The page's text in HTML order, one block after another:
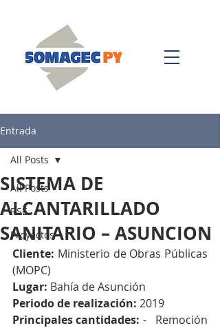
Entrada
All Posts
RSE
Proyectos
All Posts
SISTEMA DE
ALCANTARILLADO
SANITARIO – ASUNCION
Cliente: Ministerio de Obras Públicas
(MOPC)
Lugar: Bahía de Asunción
Periodo de realización: 2019
Principales cantidades: -
Remoción